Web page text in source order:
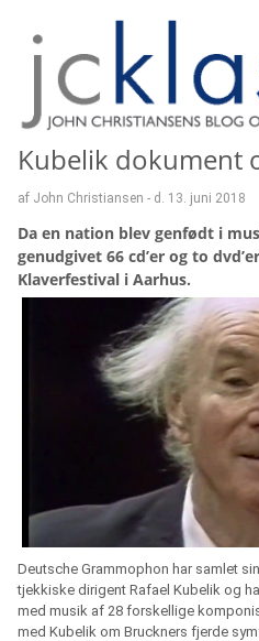
Kubelik dokument
af John Christiansen - d. 13. juni 2018
Da en nation blev genfødt i
genudgivet 66 cd’er og to
Klaverfestival i Aarhus.
Deutsche Grammophon har samlet
tjekkiske dirigent Rafael Kubelik og
med musik af 28 forskellige
med Kubelik om Bruckners fjerde